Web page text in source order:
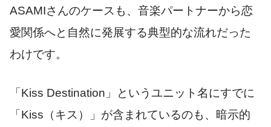
ASAMIさんのケースも、音楽パートナーから恋
愛関係へと自然に発展する典型的な流れだった
わけです。
「Kiss Destination」というユニット名にすでに
「Kiss（キス）」が含まれているのも、暗示的